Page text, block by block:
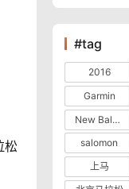
松
#tag
2016
Garmin
New Balance
salomon
上马